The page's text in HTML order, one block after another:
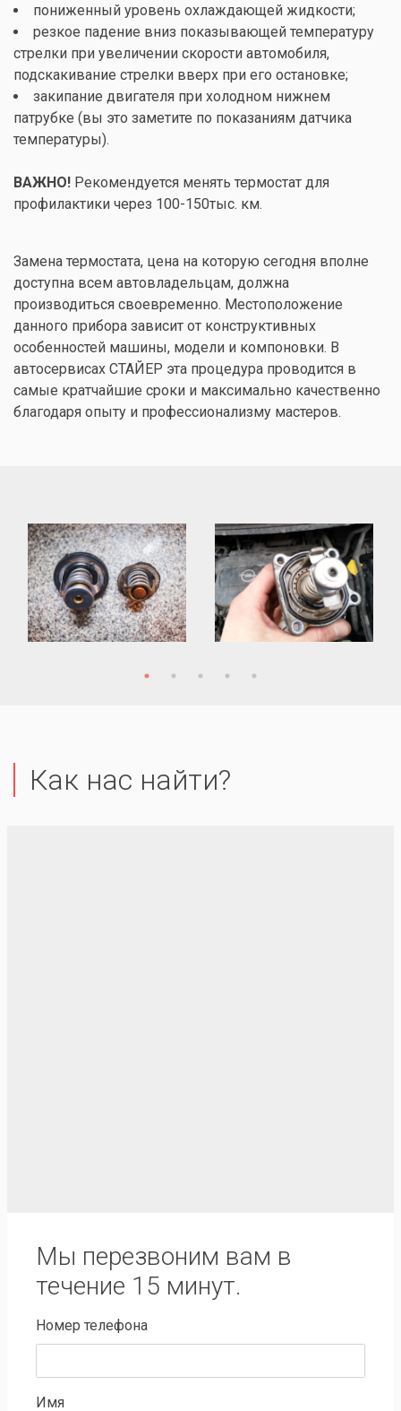
пониженный уровень охлаждающей жидкости;
резкое падение вниз показывающей температуру
стрелки при увеличении скорости автомобиля,
подскакивание стрелки вверх при его остановке;
закипание двигателя при холодном нижнем
патрубке (вы это заметите по показаниям датчика
температуры).
ВАЖНО! Рекомендуется менять термостат для
профилактики через 100-150тыс. км.
Замена термостата, цена на которую сегодня вполне
доступна всем автовладельцам, должна
производиться своевременно. Местоположение
данного прибора зависит от конструктивных
особенностей машины, модели и компоновки. В
автосервисах СТАЙЕР эта процедура проводится в
самые кратчайшие сроки и максимально качественно
благодаря опыту и профессионализму мастеров.
Как нас найти?
Мы перезвоним вам в
течение 15 минут.
Номер телефона
Имя